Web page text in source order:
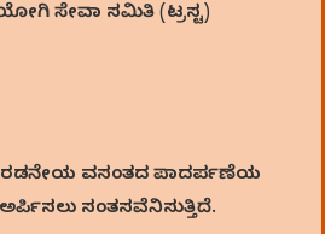
ಸೇವಾ ಸಮಿತಿ (ಟ್ರಸ್ಟ)
ಎರಡನೇಯ ವಸಂತದ ಪಾದರ್ಪಣೆಯ
ಸಂತಸವೆನಿಸುತ್ತಿದೆ.